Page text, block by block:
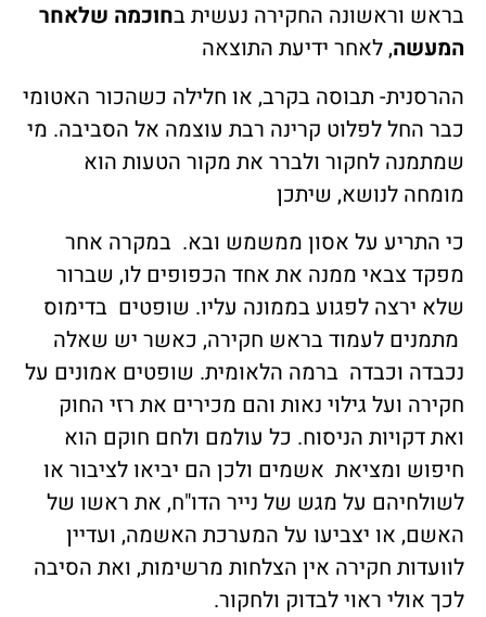
בראש וראשונה החקירה נעשית ב חוכמה שלאחר
המעשה, לאחר ידיעת התוצאה
ההרסנית- תבוסה בקרב, או חלילה כשהכור האטומי
כבר החל לפלוט קרינה רבת עוצמה אל הסביבה. מי
שמתמנה לחקור ולברר את מקור הטעות הוא
מומחה לנושא, שיתכן
כי התריע על אסון ממשמש ובא. במקרה אחר
מפקד צבאי ממנה את אחד הכפופים לו, שברור
שלא ירצה לפגוע בממונה עליו. שופטים בדימוס
מתמנים לעמוד בראש חקירה, כאשר יש שאלה
נכבדה וכבדה ברמה הלאומית. שופטים אמונים על
חקירה ועל גילוי נאות והם מכירים את רזי החוק
ואת דקויות הניסוח. כל עולמם ולחם חוקם הוא
חיפוש ומציאת אשמים ולכן הם יביאו לציבור או
לשולחיהם על מגש של נייר הדו"ח, את ראשו של
האשם, או יצביעו על המערכת האשמה, ועדיין
לוועדות חקירה אין הצלחות מרשימות, ואת הסיבה
לכך אולי ראוי לבדוק ולחקור.